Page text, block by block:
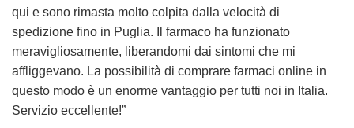
qui e sono rimasta molto colpita dalla velocità di
spedizione fino in Puglia. Il farmaco ha funzionato
meravigliosamente, liberandomi dai sintomi che mi
affliggevano. La possibilità di comprare farmaci online in
questo modo è un enorme vantaggio per tutti noi in Italia.
Servizio eccellente!”